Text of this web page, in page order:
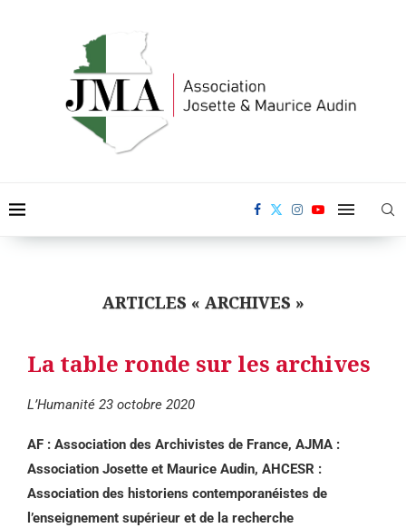
ARTICLES « ARCHIVES »
La table ronde sur les archives
L’Humanité 23 octobre 2020
AF : Association des Archivistes de France, AJMA :
Association Josette et Maurice Audin, AHCESR :
Association des historiens contemporanéistes de
l’enseignement supérieur et de la recherche